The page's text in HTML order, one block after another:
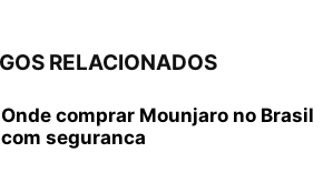
RELACIONADOS
Onde comprar Mounjaro no Brasil
com seguranca